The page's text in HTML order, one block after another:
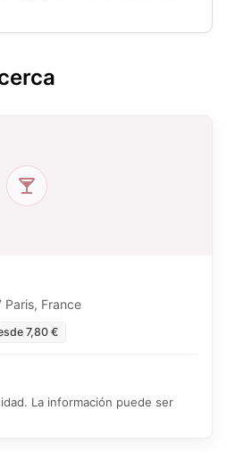
Paris, France
7,80 €
La información puede ser